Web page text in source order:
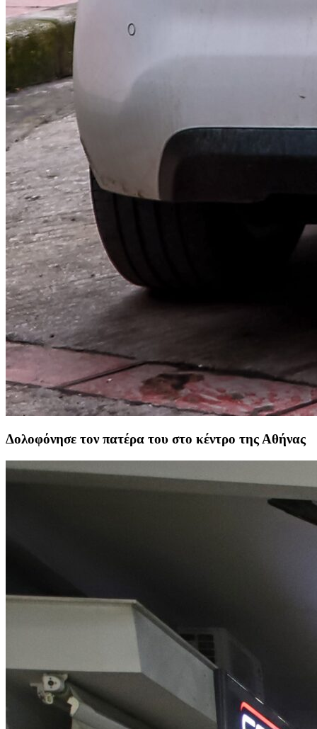
Δολοφόνησε τον πατέρα του στο κέντρο της Αθήνας